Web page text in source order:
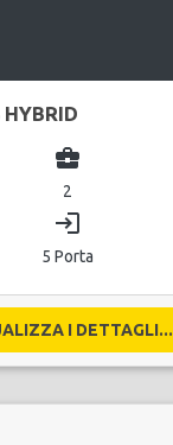
business_center
2
login
5 Porta
I DETTAGLI...